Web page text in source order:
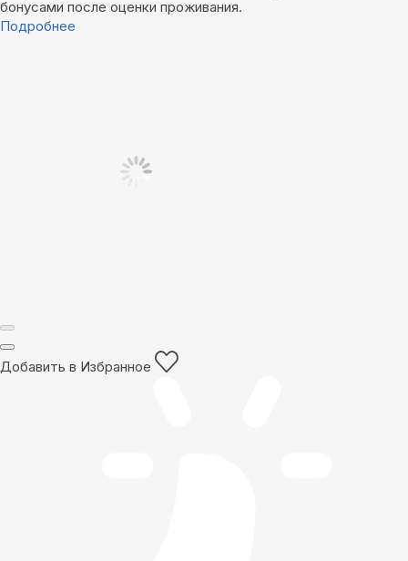
бонусами после оценки проживания.
Подробнее
Добавить в Избранное